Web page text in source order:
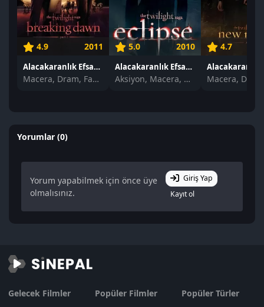
4.9 2011
Alacakaranlık Efsanesi: Şafak Vakti Bölüm 1 izle
Macera, Dram, Fantastik
5.0 2010
Alacakaranlık Efsanesi: Tutulma izle
Aksiyon, Macera, Dram
4.7
Yorumlar (0)
Yorum yapabilmek için önce üye
olmalısınız.
Giriş Yap
Kayıt ol
Gelecek Filmler
Popüler Filmler
Popüler Türler